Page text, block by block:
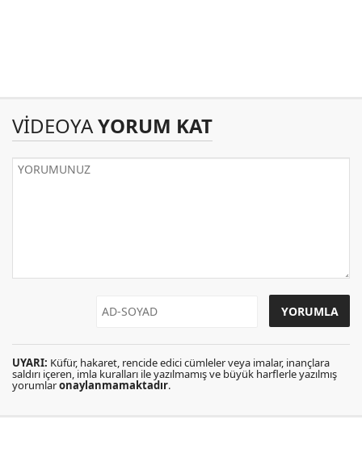
VİDEOYAYORUM KAT
UYARI: Küfür, hakaret, rencide edici cümleler veya imalar, inançlara
saldırı içeren, imla kuralları ile yazılmamış ve büyük harflerle yazılmış
yorumlaronaylanmamaktadır.